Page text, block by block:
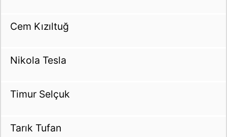
Cem Kızıltuğ
Nikola Tesla
Timur Selçuk
Tarık Tufan